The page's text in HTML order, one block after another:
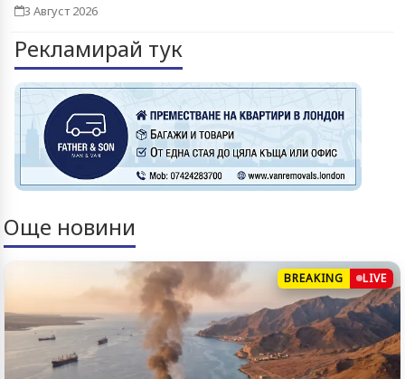
3 Август 2026
Рекламирай тук
Още новини
BREAKING LIVE